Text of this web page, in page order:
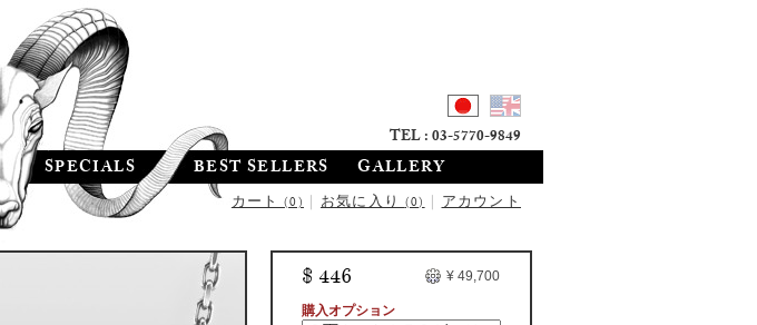
SPECIALS BEST SELLERS GALLERY
カート(0)|お気に入り(0)|アカウント
TEL : 03-5770-9849
¥ 49,700
$ 446
購入オプション